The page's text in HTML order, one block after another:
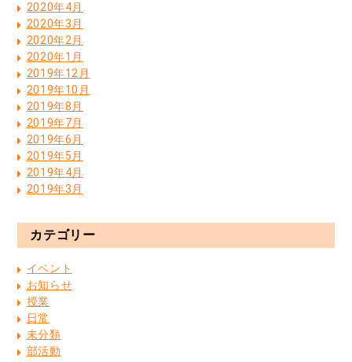
2020年4月
2020年3月
2020年2月
2020年1月
2019年12月
2019年10月
2019年8月
2019年7月
2019年6月
2019年5月
2019年4月
2019年3月
カテゴリー
イベント
お知らせ
授業
日常
未分類
部活動